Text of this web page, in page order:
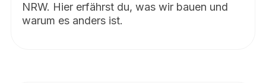
NRW. Hier erfährst du, was wir bauen und
warum es anders ist.